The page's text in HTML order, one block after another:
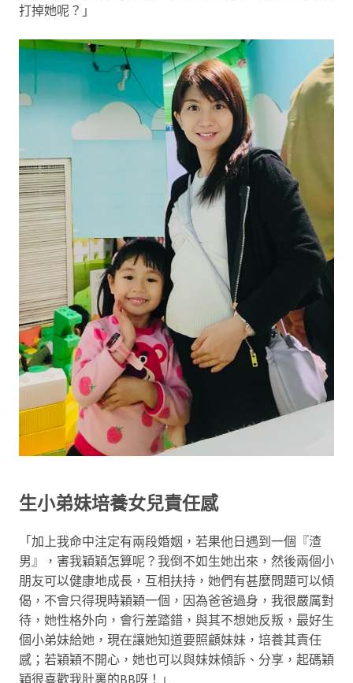
打掉她呢？」
生小弟妹培養女兒責任感
「加上我命中注定有兩段婚姻，若果他日遇到一個『渣
男』，害我穎穎怎算呢？我倒不如生她出來，然後兩個小
朋友可以健康地成長，互相扶持，她們有甚麼問題可以傾
偈，不會只得現時穎穎一個，因為爸爸過身，我很嚴厲對
待，她性格外向，會行差踏錯，與其不想她反叛，最好生
個小弟妹給她，現在讓她知道要照顧妹妹，培養其責任
感；若穎穎不開心，她也可以與妹妹傾訴、分享，起碼穎
穎很喜歡我肚裏的BB呀！」